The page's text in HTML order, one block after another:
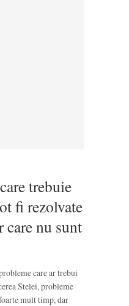
trebuie
fi rezolvate
care nu sunt
care ar trebui
Stelei, probleme
mult timp, dar